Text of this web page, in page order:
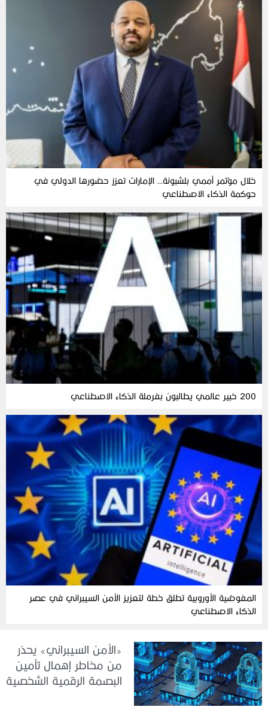
خلال مؤتمر أممي بلشبونة… الإمارات تعزز حضورها الدولي في
حوكمة الذكاء الاصطناعي
200 خبير عالمي يطالبون بفرملة الذكاء الاصطناعي
المفوضية الأوروبية تطلق خطة لتعزيز الأمن السيبراني في عصر
الذكاء الاصطناعي
«الأمن السيبراني» يحذر
من مخاطر إهمال تأمين
البصمة الرقمية الشخصية